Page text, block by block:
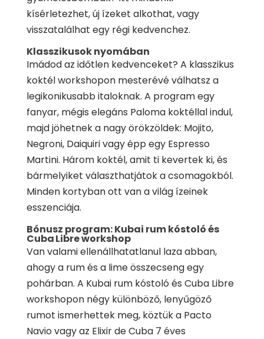
kísérletezhet, új ízeket alkothat, vagy
visszatalálhat egy régi kedvenchez.
Klasszikusok nyomában
Imádod az időtlen kedvenceket? A klasszikus
koktél workshopon mesterévé válhatsz a
legikonikusabb italoknak. A program egy
fanyar, mégis elegáns Paloma koktéllal indul,
majd jöhetnek a nagy örökzöldek: Mojito,
Negroni, Daiquiri vagy épp egy Espresso
Martini. Három koktél, amit ti kevertek ki, és
bármelyiket választhatjátok a csomagokból.
Minden kortyban ott van a világ ízeinek
esszenciája.
Bónusz program: Kubai rum kóstoló és
Cuba Libre workshop
Van valami ellenállhatatlanul laza abban,
ahogy a rum és a lime összecseng egy
pohárban. A Kubai rum kóstoló és Cuba Libre
workshopon négy különböző, lenyűgöző
rumot ismerhettek meg, köztük a Pacto
Navio vagy az Elixir de Cuba 7 éves